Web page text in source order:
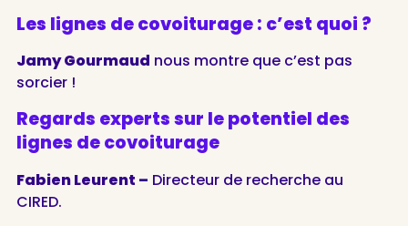
Les lignes de covoiturage : c’est quoi ?
Jamy Gourmaud nous montre que c’est pas
sorcier !
Regards experts sur le potentiel des
lignes de covoiturage
Fabien Leurent – Directeur de recherche au
CIRED.